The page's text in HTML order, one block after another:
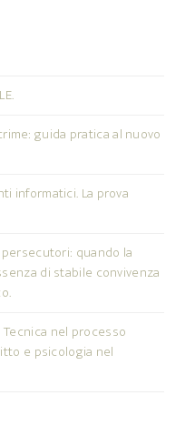
guida pratica al nuovo
informatici. La prova
quando la
di stabile convivenza
nel processo
e psicologia nel